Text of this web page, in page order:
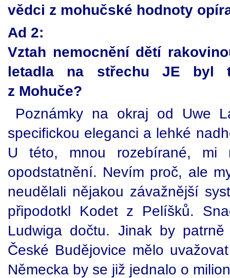
vědci z mohučské hodnoty
Ad 2:
Vztah nemocnění dětí
letadla na střechu JE byl
z Mohuče?
Poznámky na okraj od Uwe
specifickou eleganci a lehké
U této, mnou rozebírané, mi
opodstatnění. Nevím proč, ale
neudělali nějakou závažnější
připodotkl Kodet z Pelíšků.
Ludwiga dočtu. Jinak by
České Budějovice mělo
Německa by se již jednalo o